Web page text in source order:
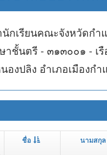
นักเรียนคณะจังหวัดก
าชั้นตรี - ๓๑๓๐๐๑ - เ
องปลิง อำเภอเมืองกำ
ชื่อ นามสกุล